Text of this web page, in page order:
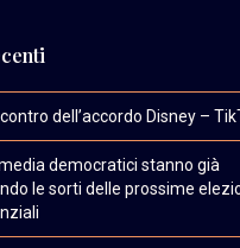
contro dell’accordo Disney –
media democratici stanno già
le sorti delle prossime